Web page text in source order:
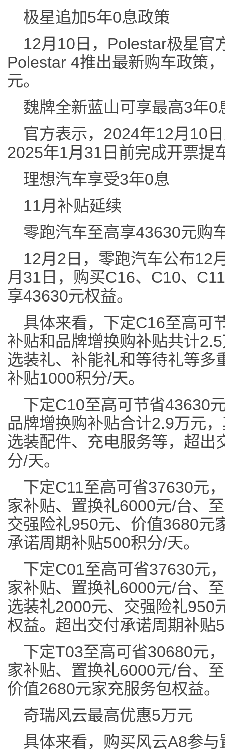
极星追加5年0息政策
12月10日，Polestar极星官
Polestar 4推出最新购车政策
元。
魏牌全新蓝山可享最高3年0
官方表示，2024年12月10
2025年1月31日前完成开票提
理想汽车享受3年0息
11月补贴延续
零跑汽车至高享43630元购
12月2日，零跑汽车公布12
月31日，购买C16、C10、
享43630元权益。
具体来看，下定C16至高可
补贴和品牌增换购补贴共计
选装礼、补能礼和等待礼等多
补贴1000积分/天。
下定C10至高可节省43630
品牌增换购补贴合计2.9万元
选装配件、充电服务等，超出
分/天。
下定C11至高可省37630元
家补贴、置换礼6000元/台、
交强险礼950元、价值3680元
承诺周期补贴500积分/天。
下定C01至高可省37630元
家补贴、置换礼6000元/台、
选装礼2000元、交强险礼950
权益。超出交付承诺周期补贴
下定T03至高可省30680元
家补贴、置换礼6000元/台、
价值2680元家充服务包权益。
奇瑞风云最高优惠5万元
具体来看，购买风云A8参